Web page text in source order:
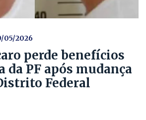
05/2026
perde benefícios
da PF após mudança
Federal